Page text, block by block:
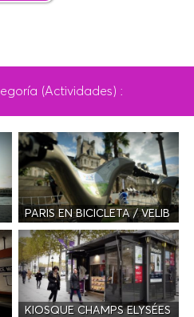
(Actividades) :
PARIS EN BICICLETA / VELIB
KIOSQUE CHAMPS ELYSÉES